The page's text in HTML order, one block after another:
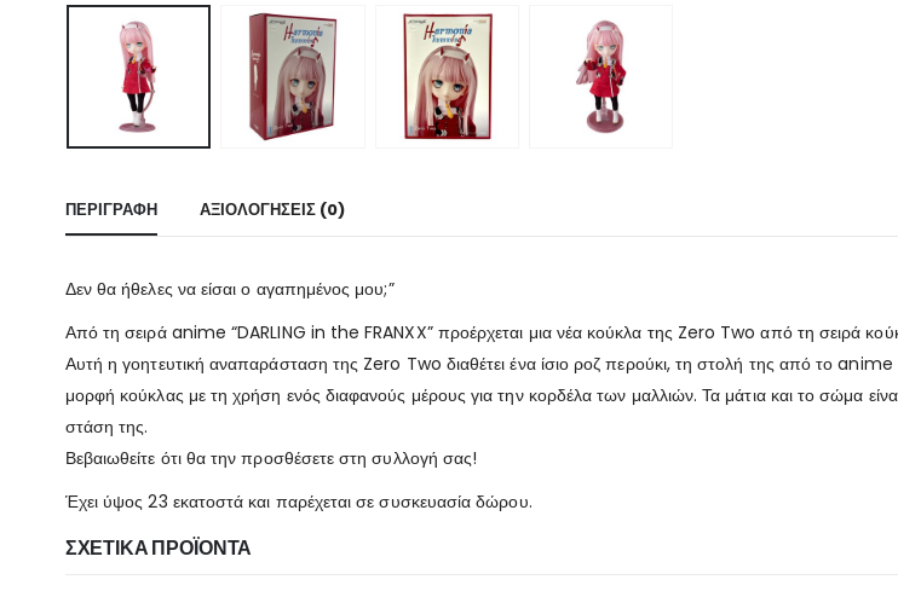
ΠΕΡΙΓΡΑΦΉ ΑΞΙΟΛΟΓΉΣΕΙΣ (0)
Δεν θα ήθελες να είσαι ο αγαπημένος μου;”
Από τη σειρά anime “DARLING in the FRANXX” προέρχεται μια νέα κούκλα της Zero Two από τη
Αυτή η γοητευτική αναπαράσταση της Zero Two διαθέτει ένα ίσιο ροζ περούκι, τη στολή της από το anime
μορφή κούκλας με τη χρήση ενός διαφανούς μέρους για την κορδέλα των μαλλιών. Τα μάτια και το σώμα
στάση της.
Βεβαιωθείτε ότι θα την προσθέσετε στη συλλογή σας!
Έχει ύψος 23 εκατοστά και παρέχεται σε συσκευασία δώρου.
ΣΧΕΤΙΚΆ ΠΡΟΪΌΝΤΑ